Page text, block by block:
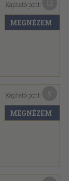
Kapható pont:
MEGNÉZEM
Kapható pont:
MEGNÉZEM